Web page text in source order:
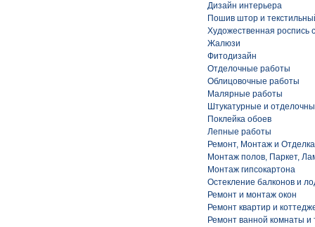
Дизайн интерьера
Пошив штор и
Художественная роспись
Жалюзи
Фитодизайн
Отделочные работы
Облицовочные работы
Малярные работы
Штукатурные и
Поклейка обоев
Лепные работы
Ремонт, Монтаж и
Монтаж полов, Паркет,
Монтаж гипсокартона
Остекление балконов и
Ремонт и монтаж окон
Ремонт квартир и
Ремонт ванной комнаты и